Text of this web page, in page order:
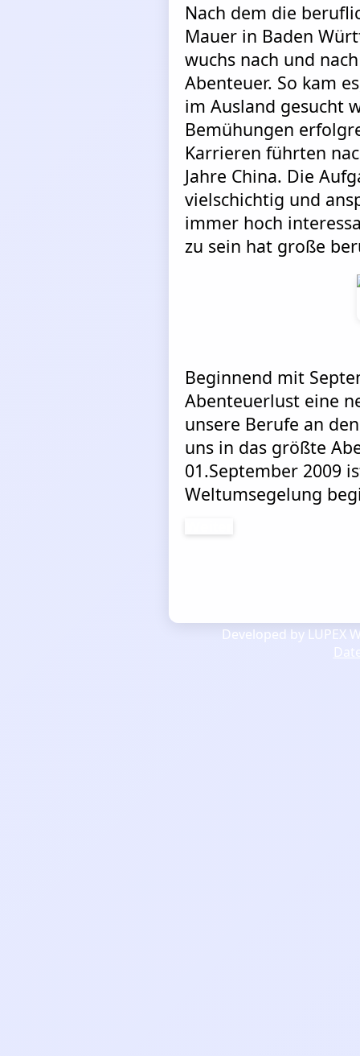
Nach dem die
Mauer in Baden
wuchs nach und
Abenteuer. So kam
im Ausland gesucht
Bemühungen
Karrieren führten
Jahre China. Die
vielschichtig und
immer hoch
zu sein hat große
Beginnend mit
Abenteuerlust eine
unsere Berufe an
uns in das größte
01.September 2009
Weltumsegelung
Developed by LUPEX